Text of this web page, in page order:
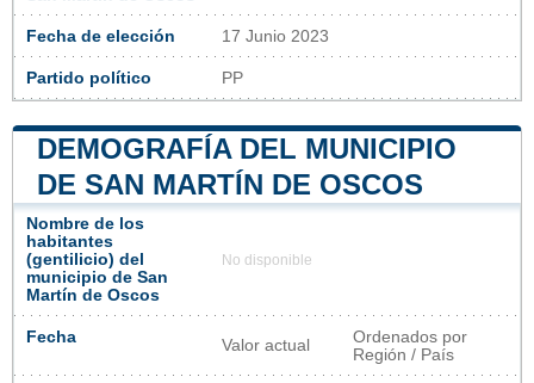
Fecha de elección 17 Junio 2023
Partido político PP
DEMOGRAFÍA DEL MUNICIPIO
DE SAN MARTÍN DE OSCOS
Nombre de los
habitantes
(gentilicio) del
municipio de San
Martín de Oscos
No disponible
Fecha Valor actual
Ordenados por
Región / País